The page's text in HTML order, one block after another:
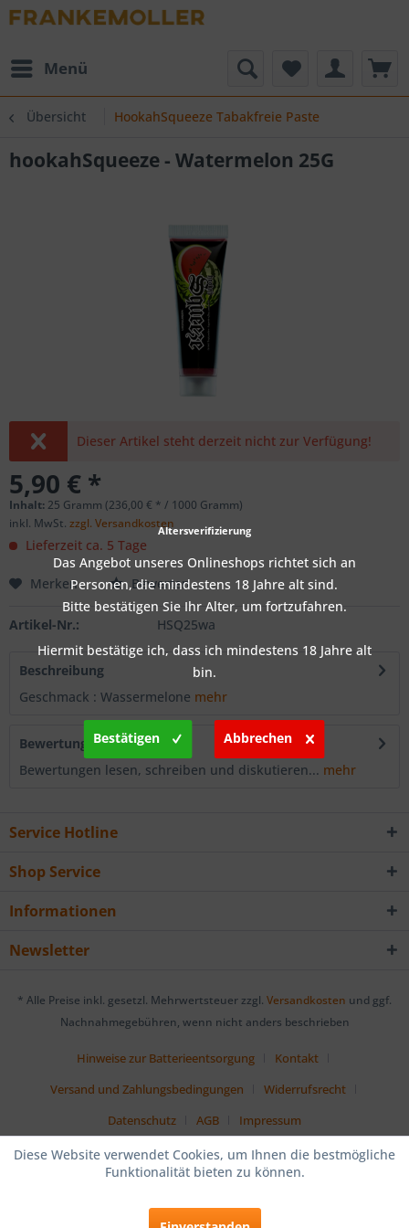
Menü
Übersicht HookahSqueeze Tabakfreie Paste
hookahSqueeze - Watermelon 25G
Dieser Artikel steht derzeit nicht zur Verfügung!
5,90 € *
Inhalt: 25 Gramm (236,00 € * / 1000 Gramm)
inkl. MwSt. zzgl. Versandkosten
Lieferzeit ca. 5 Tage
Merken Bewerten
Artikel-Nr.: HSQ25wa
Beschreibung
Geschmack : Wassermelone mehr
Bewertungen
0
Bewertungen lesen, schreiben und diskutieren... mehr
Service Hotline
Shop Service
Informationen
Newsletter
* Alle Preise inkl. gesetzl. Mehrwertsteuer zzgl. Versandkosten und ggf.
Nachnahmegebühren, wenn nicht anders beschrieben
Hinweise zur Batterieentsorgung
Kontakt
Versand und Zahlungsbedingungen
Widerrufsrecht
Datenschutz
AGB Impressum
Diese Website verwendet Cookies, um Ihnen die bestmögliche
Funktionalität bieten zu können.
Altersverifizierung
Das Angebot unseres Onlineshops richtet sich an
Personen, die mindestens 18 Jahre alt sind.
Bitte bestätigen Sie Ihr Alter, um fortzufahren.
Hiermit bestätige ich, dass ich mindestens 18 Jahre alt
bin.
Bestätigen Abbrechen